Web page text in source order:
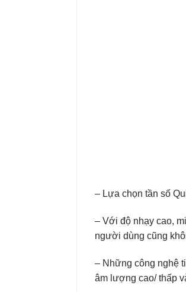
– Lựa chọn tần số
– Với độ nhạy cao,
người dùng cũng
– Những công nghệ
âm lượng cao/ thấp